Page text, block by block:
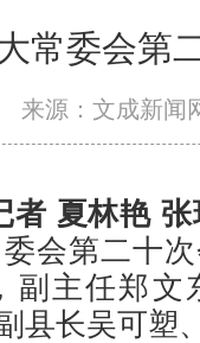
常委会第
来源：文成新闻
夏林艳
会第二十
副主任郑文
县长吴可塑